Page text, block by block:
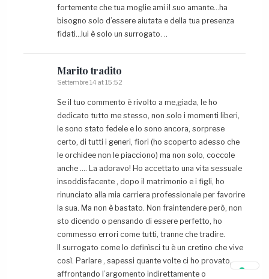
fortemente che tua moglie ami il suo amante…ha
bisogno solo d’essere aiutata e della tua presenza
fidati…lui è solo un surrogato. ..
Marito tradito
Settembre 14 at 15:52
Se il tuo commento è rivolto a me,giada, le ho
dedicato tutto me stesso, non solo i momenti liberi,
le sono stato fedele e lo sono ancora, sorprese
certo, di tutti i generi, fiori (ho scoperto adesso che
le orchidee non le piacciono) ma non solo, coccole
anche …. La adoravo! Ho accettato una vita sessuale
insoddisfacente , dopo il matrimonio e i figli, ho
rinunciato alla mia carriera professionale per favorire
la sua. Ma non è bastato. Non fraintendere però, non
sto dicendo o pensando di essere perfetto, ho
commesso errori come tutti, tranne che tradire.
Il surrogato come lo definìsci tu è un cretino che vive
così. Parlare , sapessi quante volte ci ho provato,
affrontando l’argomento indirettamente o